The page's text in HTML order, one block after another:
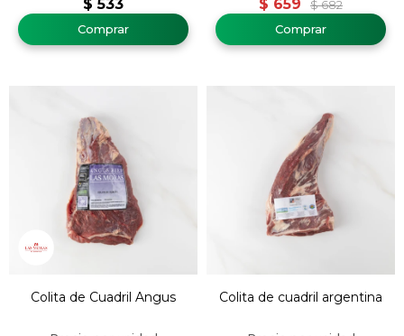
$ 533 $ 659 $ 682
Colita de Cuadril Angus Colita de cuadril argentina